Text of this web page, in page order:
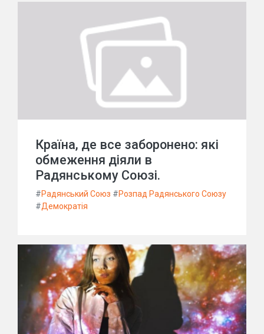
Країна, де все заборонено: які
обмеження діяли в
Радянському Союзі.
#Радянський Союз #Розпад Радянського Союзу
#Демократія